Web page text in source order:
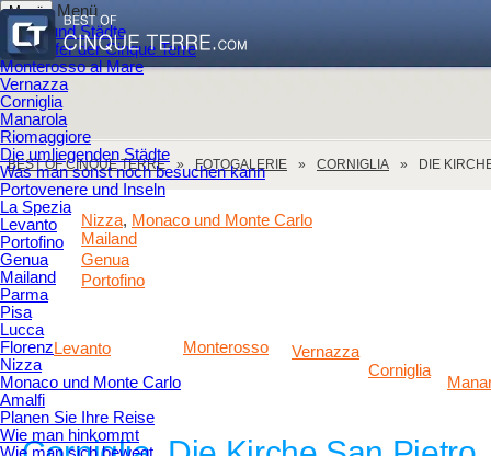
Menü
Menü
Dörfer und Städte
Die Dörfer der Cinque Terre
Monterosso al Mare
Vernazza
Corniglia
Manarola
Riomaggiore
Die umliegenden Städte
Was man sonst noch besuchen kann
Portovenere und Inseln
La Spezia
Levanto
Portofino
Genua
Mailand
Parma
Pisa
Lucca
Florenz
Nizza
Monaco und Monte Carlo
Amalfi
Planen Sie Ihre Reise
Wie man hinkommt
Wie man sich bewegt
BEST OF CINQUE TERRE FOTOGALERIE CORNIGLIA DIE
Levanto Monterosso
Vernazza
Corniglia
Genua
Mailand
Nizza, Monaco und Monte Carlo
Portofino